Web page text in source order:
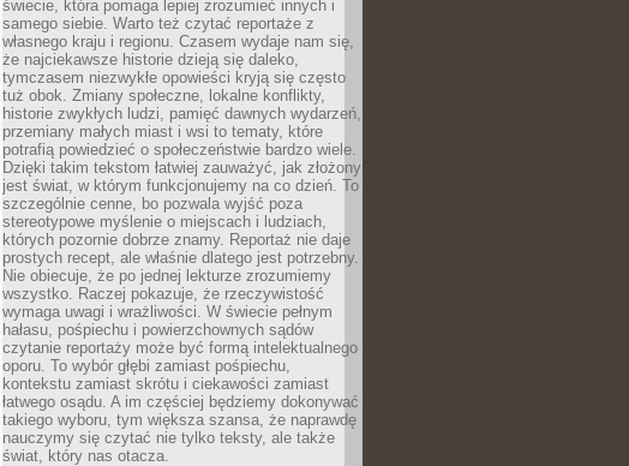
świecie, która pomaga lepiej zrozumieć innych i
samego siebie. Warto też czytać reportaże z
własnego kraju i regionu. Czasem wydaje nam się,
że najciekawsze historie dzieją się daleko,
tymczasem niezwykłe opowieści kryją się często
tuż obok. Zmiany społeczne, lokalne konflikty,
historie zwykłych ludzi, pamięć dawnych wydarzeń,
przemiany małych miast i wsi to tematy, które
potrafią powiedzieć o społeczeństwie bardzo wiele.
Dzięki takim tekstom łatwiej zauważyć, jak złożony
jest świat, w którym funkcjonujemy na co dzień. To
szczególnie cenne, bo pozwala wyjść poza
stereotypowe myślenie o miejscach i ludziach,
których pozornie dobrze znamy. Reportaż nie daje
prostych recept, ale właśnie dlatego jest potrzebny.
Nie obiecuje, że po jednej lekturze zrozumiemy
wszystko. Raczej pokazuje, że rzeczywistość
wymaga uwagi i wrażliwości. W świecie pełnym
hałasu, pośpiechu i powierzchownych sądów
czytanie reportaży może być formą intelektualnego
oporu. To wybór głębi zamiast pośpiechu,
kontekstu zamiast skrótu i ciekawości zamiast
łatwego osądu. A im częściej będziemy dokonywać
takiego wyboru, tym większa szansa, że naprawdę
nauczymy się czytać nie tylko teksty, ale także
świat, który nas otacza.